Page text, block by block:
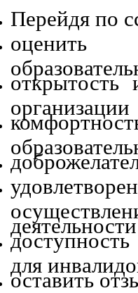
Перейдя по
оценить
организации
деятельности
для
оставить